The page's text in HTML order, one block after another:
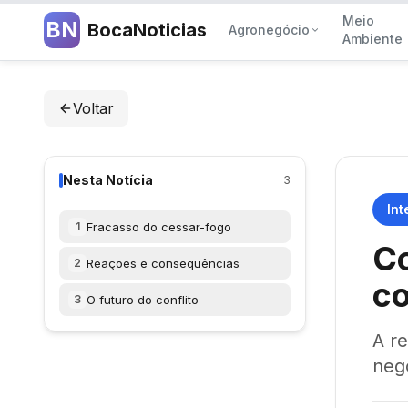
BN BocaNoticias Agronegócio
Meio
Ambiente
Voltar
Nesta Notícia 3
1 Fracasso do cessar-fogo
2 Reações e consequências
3 O futuro do conflito
A